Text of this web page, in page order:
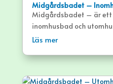
Midgårdsbadet –
Midgårdsbadet – är ett
inomhusbad och
i Märsta.
post som du finner här:
Läs mer